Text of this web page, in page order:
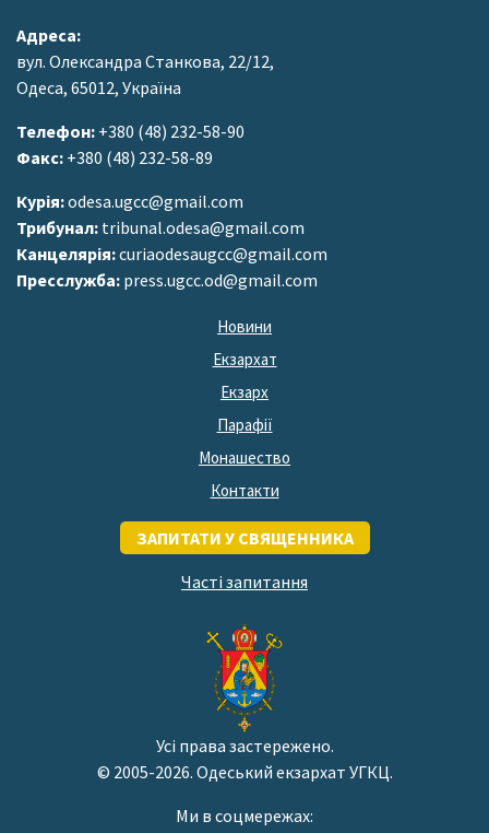
Адреса:
вул. Олександра Станкова, 22/12,
Одеса, 65012, Україна
Телефон: +380 (48) 232-58-90
Факс: +380 (48) 232-58-89
Курія:odesa.ugcc@gmail.com
Трибунал: tribunal.odesa@gmail.com
Канцелярія:curiaodesaugcc@gmail.com
Пресслужба: press.ugcc.od@gmail.com
Новини
Екзархат
Екзарх
Парафії
Монашество
Контакти
ЗАПИТАТИ У СВЯЩЕННИКА
Часті запитання
Усі права застережено.
© 2005-2026. Одеський екзархат УГКЦ.
Ми в соцмережах: